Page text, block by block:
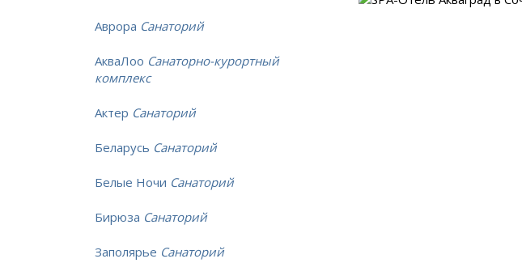
Аврора Санаторий
АкваЛоо Санаторно-курортный
комплекс
Актер Санаторий
Беларусь Санаторий
Белые Ночи Санаторий
Бирюза Санаторий
Заполярье Санаторий